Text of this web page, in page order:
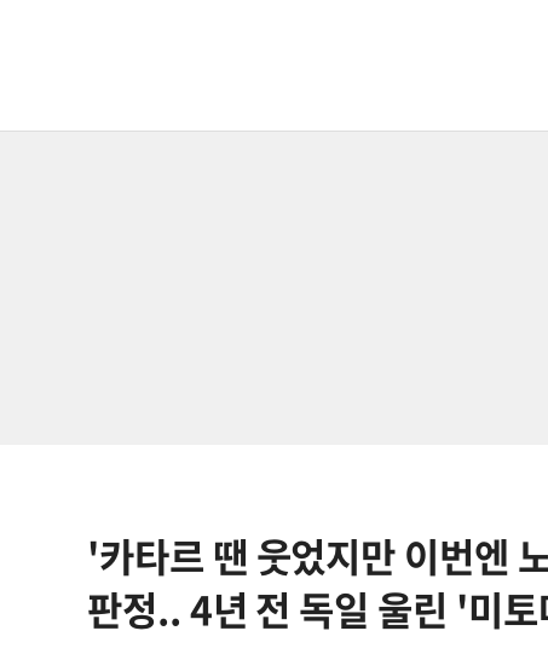
'카타르 땐 웃었지만 이번엔
판정.. 4년 전 독일 울린 '미